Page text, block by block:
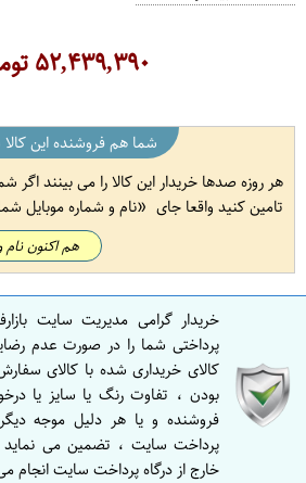
۵۲,۴۳۹,۳۹۰
شما هم فروشنده این
هر روزه صدها خریدار این کالا را می بینند اگر
تامین کنید واقعا جای
نام و شماره موبایل
هم اکنون نام
خریدار گرامی مدیریت سایت
پرداختی شما را در صورت عدم
کالای خریداری شده با کالای
بودن ، تفاوت رنگ یا سایز یا
فروشنده و یا هر دلیل موجه
پرداخت سایت ، تضمین می
خارج از درگاه پرداخت سایت انجام